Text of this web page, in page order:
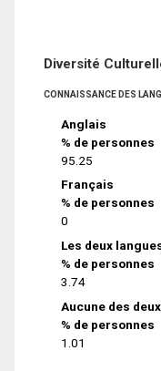
Diversité
CONNAISSANCE DES
Anglais
% de personnes
95.25
Français
% de personnes
0
Les deux
% de personnes
3.74
Aucune des
% de personnes
1.01